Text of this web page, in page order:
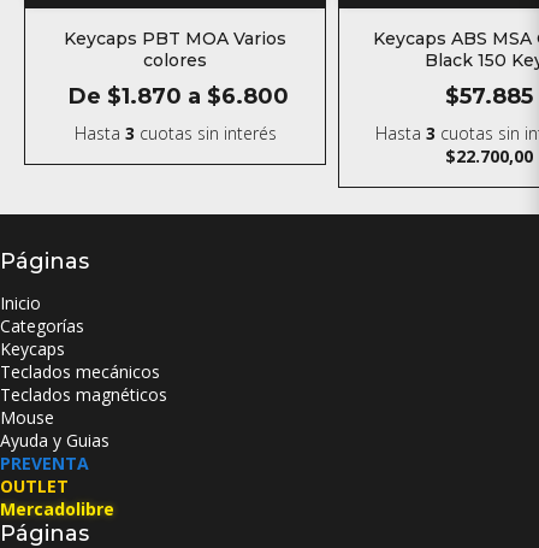
Keycaps PBT MOA Varios
colores
De $1.870 a $6.800
Hasta 3 cuotas sin interés
Keycaps ABS MSA
Black 150
$57.885
Hasta3 cuotas sin
$22.700,00
Páginas
Inicio
Categorías
Keycaps
Teclados mecánicos
Teclados magnéticos
Mouse
Ayuda y Guias
PREVENTA
OUTLET
Mercadolibre
Páginas